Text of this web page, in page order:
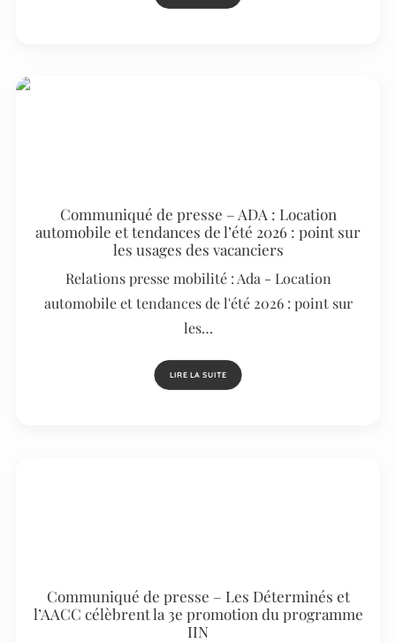
Communiqué de presse – ADA : Location
automobile et tendances de l’été 2026 : point sur
les usages des vacanciers
Relations presse mobilité : Ada - Location
automobile et tendances de l'été 2026 : point sur
les…
LIRE LA SUITE
Communiqué de presse – Les Déterminés et
l’AACC célèbrent la 3e promotion du programme
IIN